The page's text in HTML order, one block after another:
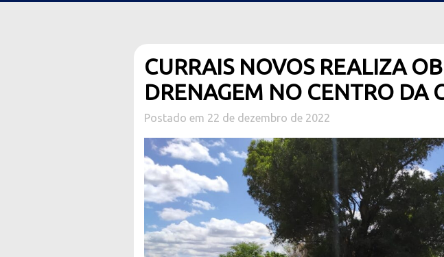
CURRAIS NOVOS REALIZA
DRENAGEM NO CENTRO DA
Postado em 22 de dezembro de 2022